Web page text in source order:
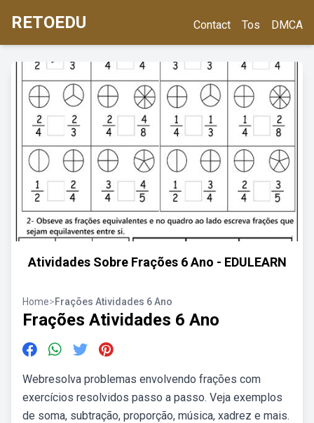
RETOEDU Contact Tos DMCA
Atividades Sobre Frações 6 Ano - EDULEARN
Home>Frações Atividades 6 Ano
Frações Atividades 6 Ano
Webresolva problemas envolvendo frações com
exercícios resolvidos passo a passo. Veja exemplos
de soma, subtração, proporção, música, xadrez e mais.